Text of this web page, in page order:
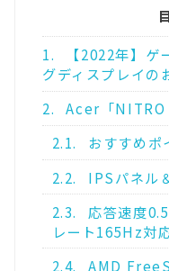
1.
【2022年】ゲ
グディスプレイの
2.
Acer「NITRO
2.1.
おすすめポ
2.2.
IPSパネル
2.3.
応答速度
レート165Hz対
2.4.
AMD